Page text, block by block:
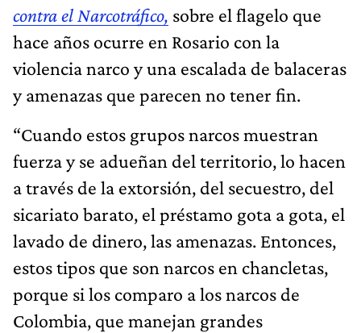
contra el Narcotráfico, sobre el flagelo que
hace años ocurre en Rosario con la
violencia narco y una escalada de balaceras
y amenazas que parecen no tener fin.
“Cuando estos grupos narcos muestran
fuerza y se adueñan del territorio, lo hacen
a través de la extorsión, del secuestro, del
sicariato barato, el préstamo gota a gota, el
lavado de dinero, las amenazas. Entonces,
estos tipos que son narcos en chancletas,
porque si los comparo a los narcos de
Colombia, que manejan grandes